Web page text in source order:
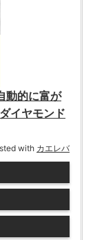
的に富が
イヤモンド
with カエレバ